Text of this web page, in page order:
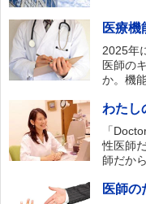
医療
2025年
医師の
か。機
わたし
「
性医師
師だか
医師